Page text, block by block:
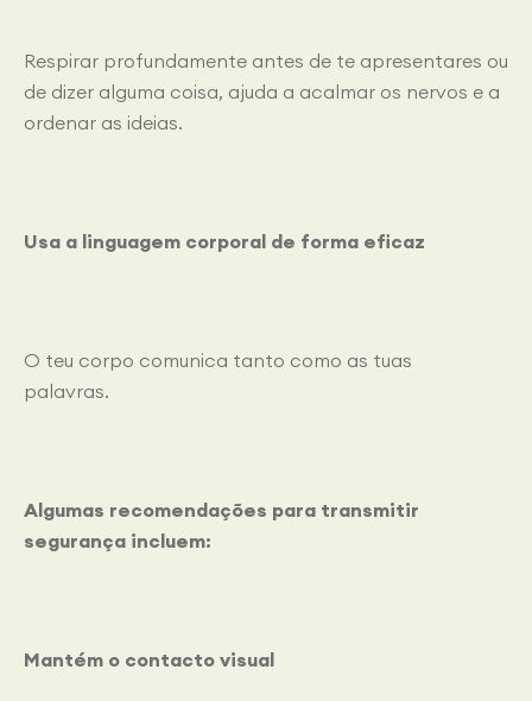
Respirar profundamente antes de te apresentares ou
de dizer alguma coisa, ajuda a acalmar os nervos e a
ordenar as ideias.
Usa a linguagem corporal de forma eficaz
O teu corpo comunica tanto como as tuas
palavras.
Algumas recomendações para transmitir
segurança incluem:
Mantém o contacto visual